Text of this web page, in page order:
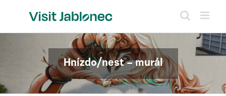
Hnízdo/nest – murál